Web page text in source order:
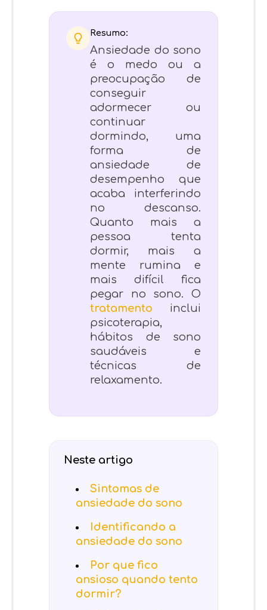
Resumo:
Ansiedade do sono
é o medo ou a
preocupação de
conseguir
adormecer ou
continuar
dormindo, uma
forma de
ansiedade de
desempenho que
acaba interferindo
no descanso.
Quanto mais a
pessoa tenta
dormir, mais a
mente rumina e
mais difícil fica
pegar no sono. O
tratamento inclui
psicoterapia,
hábitos de sono
saudáveis e
técnicas de
relaxamento.
Neste artigo
Sintomas de
ansiedade do sono
Identificando a
ansiedade do sono
Por que fico
ansioso quando tento
dormir?